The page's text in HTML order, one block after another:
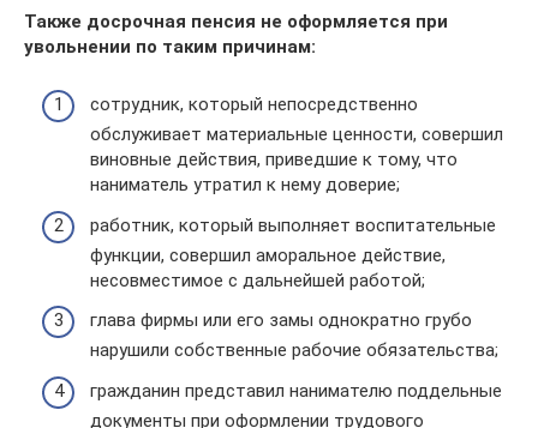
Также досрочная пенсия не оформляется при
увольнении по таким причинам:
сотрудник, который непосредственно
обслуживает материальные ценности, совершил
виновные действия, приведшие к тому, что
наниматель утратил к нему доверие;
работник, который выполняет воспитательные
функции, совершил аморальное действие,
несовместимое с дальнейшей работой;
глава фирмы или его замы однократно грубо
нарушили собственные рабочие обязательства;
гражданин представил нанимателю поддельные
документы при оформлении трудового